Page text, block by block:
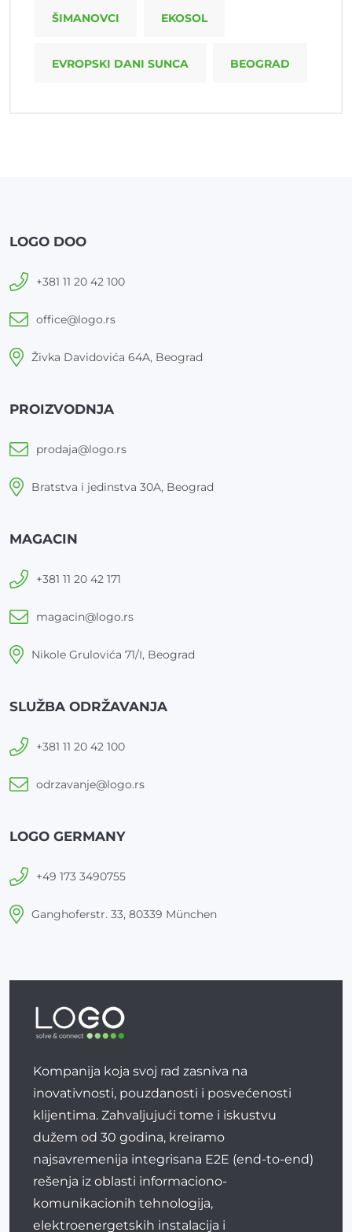
ŠIMANOVCI EKOSOL
EVROPSKI DANI SUNCA BEOGRAD
LOGO DOO
+381 11 20 42 100
office@logo.rs
Živka Davidovića 64A, Beograd
PROIZVODNJA
prodaja@logo.rs
Bratstva i jedinstva 30A, Beograd
MAGACIN
+381 11 20 42 171
magacin@logo.rs
Nikole Grulovića 71/I, Beograd
SLUŽBA ODRŽAVANJA
+381 11 20 42 100
odrzavanje@logo.rs
LOGO GERMANY
+49 173 3490755
Ganghoferstr. 33, 80339 München
Kompanija koja svoj rad zasniva na
inovativnosti, pouzdanosti i posvećenosti
klijentima. Zahvaljujući tome i iskustvu
dužem od 30 godina, kreiramo
najsavremenija integrisana E2E (end-to-end)
rešenja iz oblasti informaciono-
komunikacionih tehnologija,
elektroenergetskih instalacija i